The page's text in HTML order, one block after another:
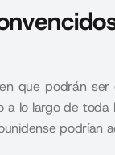
que podrán
a lo largo de
podrían